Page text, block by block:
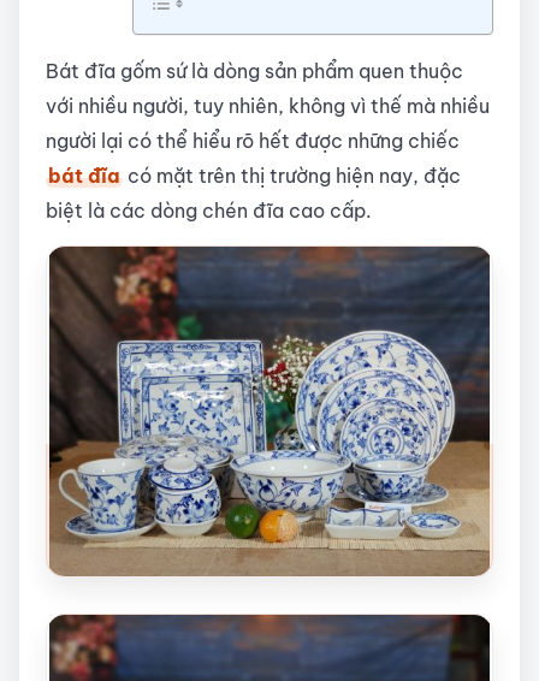
Bát đĩa gốm sứ là dòng sản phẩm quen thuộc
với nhiều người, tuy nhiên, không vì thế mà nhiều
người lại có thể hiểu rõ hết được những chiếc
bát đĩa có mặt trên thị trường hiện nay, đặc
biệt là các dòng chén đĩa cao cấp.